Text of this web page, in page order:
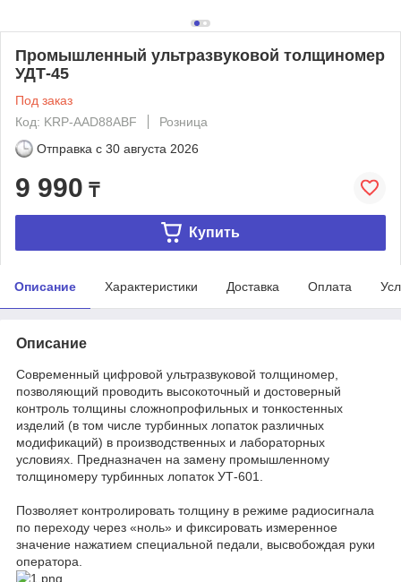
Промышленный ультразвуковой толщиномер
УДТ-45
Под заказ
Код: KRP-AAD88ABF
Розница
Отправка с 30 августа 2026
9 990 ₸
Купить
Описание Характеристики Доставка Оплата
Описание
Современный цифровой ультразвуковой толщиномер,
позволяющий проводить высокоточный и достоверный
контроль толщины сложнопрофильных и тонкостенных
изделий (в том числе турбинных лопаток различных
модификаций) в производственных и лабораторных
условиях. Предназначен на замену промышленному
толщиномеру турбинных лопаток УТ-601.
Позволяет контролировать толщину в режиме радиосигнала
по переходу через «ноль» и фиксировать измеренное
значение нажатием специальной педали, высвобождая руки
оператора.